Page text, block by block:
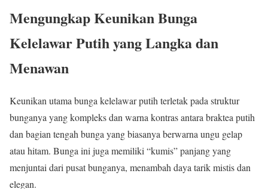
Mengungkap Keunikan Bunga
Kelelawar Putih yang Langka dan
Menawan
Keunikan utama bunga kelelawar putih terletak pada struktur
bunganya yang kompleks dan warna kontras antara braktea putih
dan bagian tengah bunga yang biasanya berwarna ungu gelap
atau hitam. Bunga ini juga memiliki “kumis” panjang yang
menjuntai dari pusat bunganya, menambah daya tarik mistis dan
elegan.